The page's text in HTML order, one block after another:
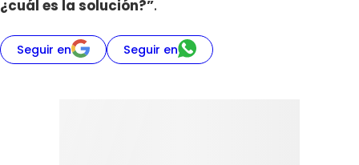
¿cuál es la solución?”.
Seguir en Seguir en